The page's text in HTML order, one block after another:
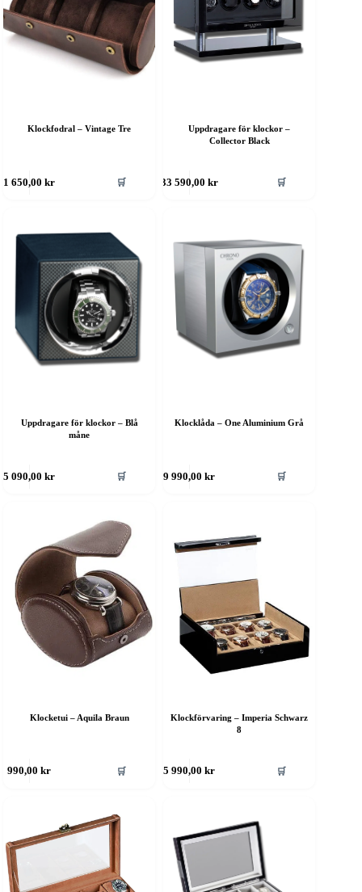
Klockfodral – Vintage Tre
1 650,00kr 🛒
Uppdragare för klockor –
Collector Black
33 590,00 kr 🛒
Uppdragare för klockor – Blå
måne
5 090,00kr 🛒
Klocklåda – One Aluminium Grå
9 990,00kr 🛒
Klocketui – Aquila Braun
990,00kr 🛒
Klockförvaring – Imperia Schwarz
8
5 990,00kr 🛒